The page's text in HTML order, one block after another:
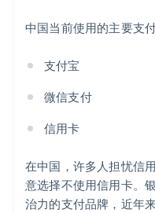
中国当前使用的主要支
支付宝
微信支付
信用卡
在中国，许多人担忧信
意选择不使用信用卡。
治力的支付品牌，近年